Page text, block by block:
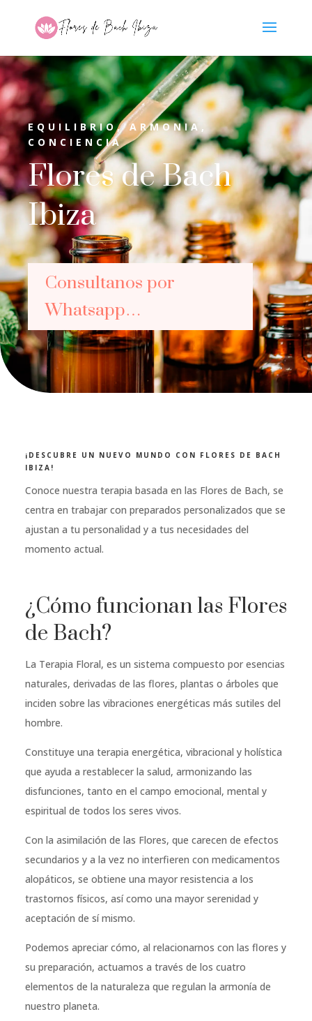
EQUILIBRIO, ARMONIA,
CONCIENCIA
Flores de Bach
Ibiza
Consultanos por
Whatsapp…
¡DESCUBRE UN NUEVO MUNDO CON FLORES DE BACH
IBIZA!
Conoce nuestra terapia basada en las Flores de Bach, se
centra en trabajar con preparados personalizados que se
ajustan a tu personalidad y a tus necesidades del
momento actual.
¿Cómo funcionan las Flores
de Bach?
La Terapia Floral, es un sistema compuesto por esencias
naturales, derivadas de las flores, plantas o árboles que
inciden sobre las vibraciones energéticas más sutiles del
hombre.
Constituye una terapia energética, vibracional y holística
que ayuda a restablecer la salud, armonizando las
disfunciones, tanto en el campo emocional, mental y
espiritual de todos los seres vivos.
Con la asimilación de las Flores, que carecen de efectos
secundarios y a la vez no interfieren con medicamentos
alopáticos, se obtiene una mayor resistencia a los
trastornos físicos, así como una mayor serenidad y
aceptación de sí mismo.
Podemos apreciar cómo, al relacionarnos con las flores y
su preparación, actuamos a través de los cuatro
elementos de la naturaleza que regulan la armonía de
nuestro planeta.